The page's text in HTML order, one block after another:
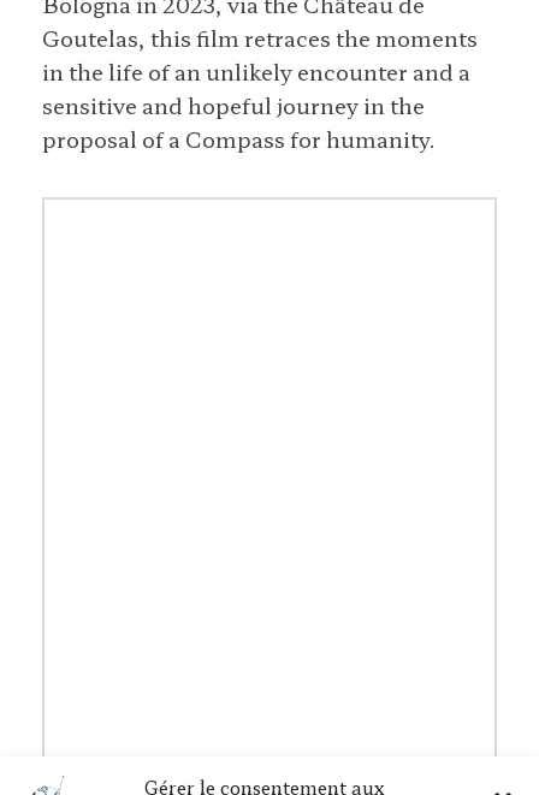
Gérer le consentement aux
Goutelas, this film retraces the moments
in the life of an unlikely encounter and a
sensitive and hopeful journey in the
proposal of a Compass for humanity.